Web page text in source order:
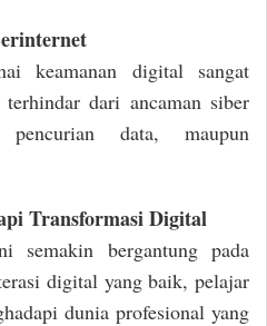
keamanan digital sangat
dari ancaman siber
pencurian data, maupun
Transformasi Digital
semakin bergantung pada
digital yang baik, pelajar
dunia profesional yang